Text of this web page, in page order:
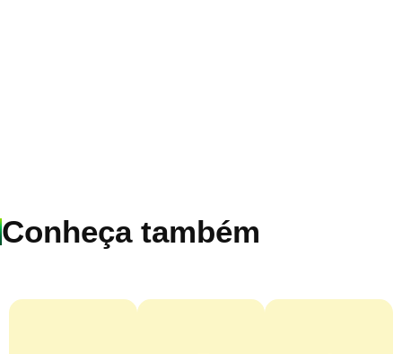
Conheça também